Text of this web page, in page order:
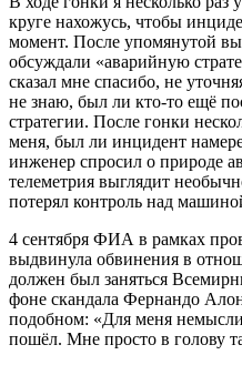
круге нахожусь, чтобы
момент. После упомянутой
обсуждали «аварийную
сказал мне спасибо, не
не знаю, был ли кто-то ещё
стратегии. После гонки
меня, был ли инцидент
инженер спросил о природе
телеметрия выглядит
потерял контроль над
4 сентября ФИА в рамках
выдвинула обвинения в
должен был заняться
фоне скандала Фернандо
подобном: «Для меня
пошёл. Мне просто в голову